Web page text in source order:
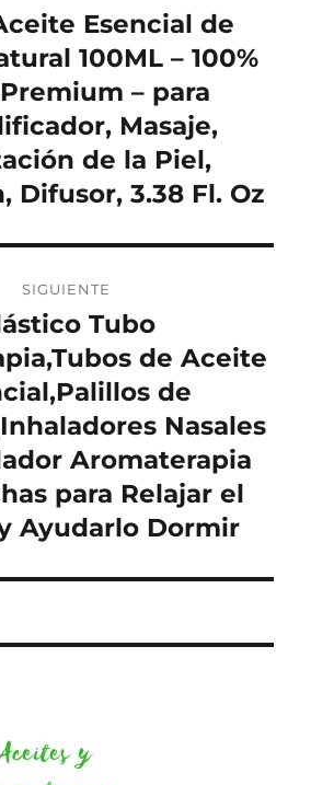
Esencial de
100ML – 100%
– para
Masaje,
de la Piel,
Difusor, 3.38 Fl. Oz
SIGUIENTE
Tubo
de Aceite
de
Nasales
Aromaterapia
para Relajar el
Ayudarlo Dormir